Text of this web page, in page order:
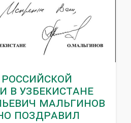
в Узбекистане
Мальгинов
поздравил